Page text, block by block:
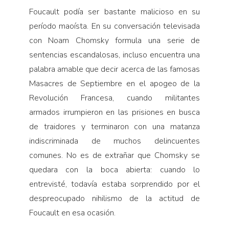
Foucault podía ser bastante malicioso en su
período maoísta. En su conversación televisada
con Noam Chomsky formula una serie de
sentencias escandalosas, incluso encuentra una
palabra amable que decir acerca de las famosas
Masacres de Septiembre en el apogeo de la
Revolución Francesa, cuando militantes
armados irrumpieron en las prisiones en busca
de traidores y terminaron con una matanza
indiscriminada de muchos delincuentes
comunes. No es de extrañar que Chomsky se
quedara con la boca abierta: cuando lo
entrevisté, todavía estaba sorprendido por el
despreocupado nihilismo de la actitud de
Foucault en esa ocasión.